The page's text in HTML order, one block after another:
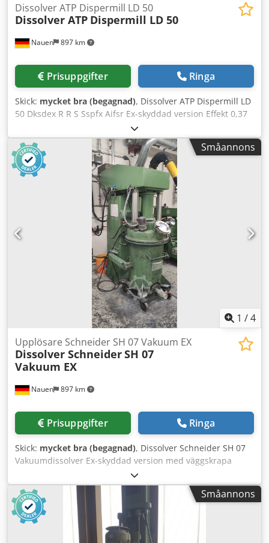
Nauen 897 km
Dissolver ATP Dispermill LD 50
Dissolver ATP Dispermill LD 50
Prisuppgifter Ringa
Skick: mycket bra (begagnad), Dissolver ATP Dispermill LD
50 Dksdex R R S Sspfx Aifsr Ex-skyddad version Effekt 0,37
kW Varvtalsområde 930-8400 varv/min Tandad skiva 50
mm Mycket gott skick, direkt från produktionen!
Småannons
1 /4
Nauen 897 km
Upplösare Schneider SH 07 Vakuum EX
Dissolver SchneiderSH 07
Vakuum EX
Prisuppgifter Ringa
Skick: mycket bra (begagnad), Dissolver Schneider SH 07
Vakuumdissolver Ex-skyddad version med väggskrapa
Drivkraft 13 kW Effekt väggskrapa 2,5 kW Varvtalsområde
380-2000 1/min Blandningsbehållare i rostfritt stål,
dubbelmantlad, 2 x 100 l nyttovolym, 50 l kapacitet för
värmeväxlarrum Dkodpfxeimgqms Aifjr
Blandningsbehållare i rostfritt stål 1 x 200 l Mycket gott
skick, kommer direkt från produktionen!!!
Småannons